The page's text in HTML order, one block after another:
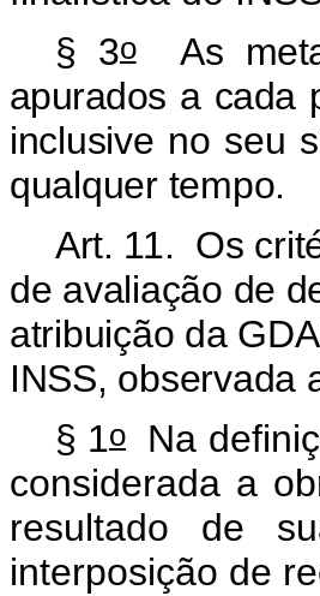
§ 3oAs
apurados a cada
inclusive no seu
qualquer tempo.
Art. 11. Os
de avaliação de
atribuição da
INSS, observada
§ 1oNa
considerada a
resultado de
interposição de